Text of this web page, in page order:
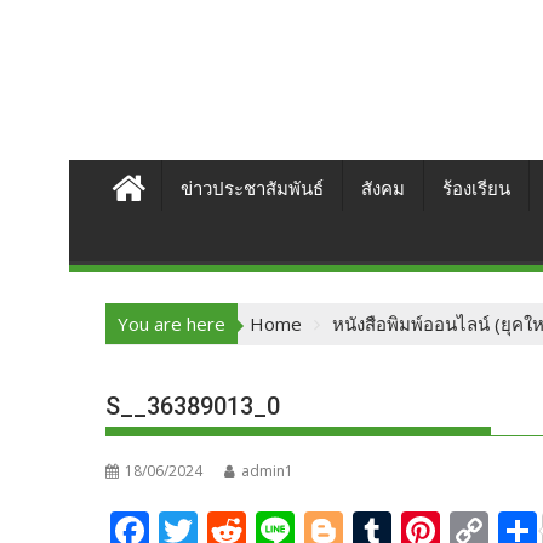
ข่าวประชาสัมพันธ์ สังคม ร้องเรียน
You are here Home หนังสือพิมพ์ออนไลน์ (ยุคใ
S__36389013_0
18/06/2024 admin1
F T R Li Bl T Pi C